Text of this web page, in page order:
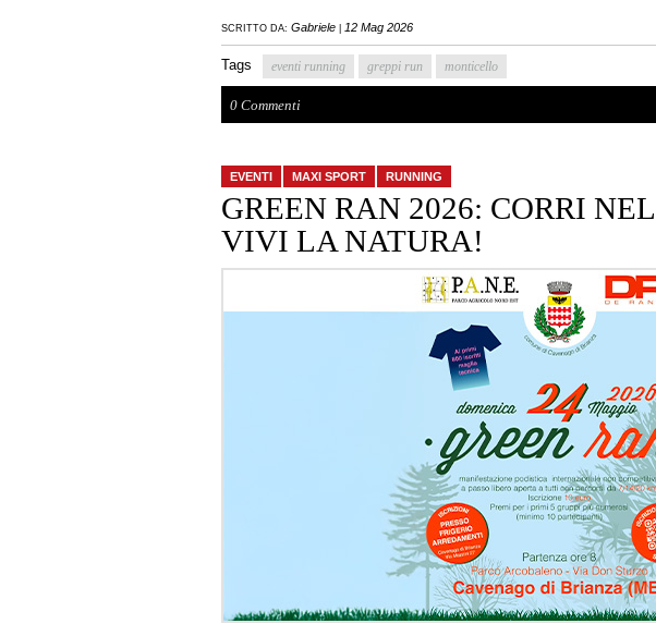
SCRITTO DA: Gabriele 12 Mag 2026
Tags eventi running greppi run monticello
0 Commenti
EVENTI MAXI SPORT RUNNING
GREEN RAN 2026: CORRI
VIVI LA NATURA!